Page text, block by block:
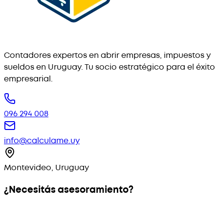
Contadores expertos en abrir empresas, impuestos y
sueldos en Uruguay. Tu socio estratégico para el éxito
empresarial.
096 294 008
info@calculame.uy
Montevideo, Uruguay
¿Necesitás asesoramiento?